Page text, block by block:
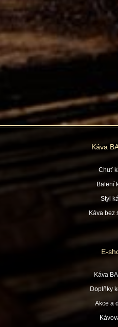
Káva
Chuť
Balení
Styl
Káva bez
E-
Káva
Doplňky
Akce a